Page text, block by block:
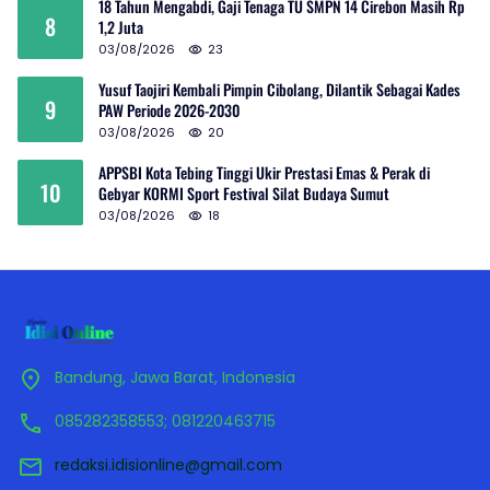
8
18 Tahun Mengabdi, Gaji Tenaga TU SMPN 14 Cirebon Masih Rp
1,2 Juta
03/08/2026 23
9
Yusuf Taojiri Kembali Pimpin Cibolang, Dilantik Sebagai Kades
PAW Periode 2026-2030
03/08/2026 20
10
APPSBI Kota Tebing Tinggi Ukir Prestasi Emas & Perak di
Gebyar KORMI Sport Festival Silat Budaya Sumut
03/08/2026 18
Bandung, Jawa Barat, Indonesia
085282358553; 081220463715
redaksi.idisionline@gmail.com